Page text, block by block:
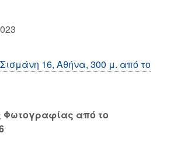
16, Αθήνα, 300 μ. από το
Φωτογραφίας από το